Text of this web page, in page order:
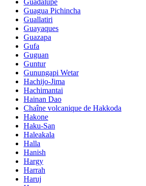
Guagua Pichincha
Guallatiri
Guayaques
Guazapa
Gufa
Guguan
Guntur
Gunungapi Wetar
Hachijo-Jima
Hachimantai
Hainan Dao
Chaîne volcanique de Hakkoda
Hakone
Haku-San
Haleakala
Halla
Hanish
Hargy
Harrah
Haruj